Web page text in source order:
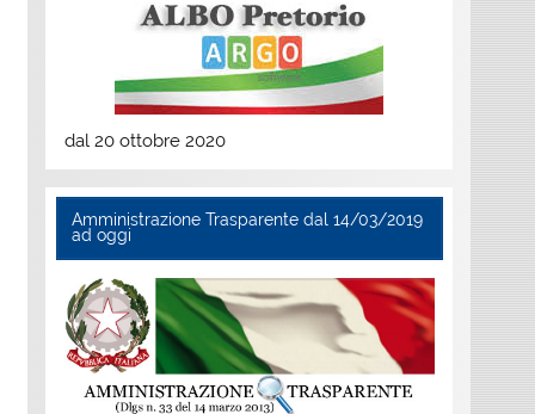
dal 20 ottobre 2020
Amministrazione Trasparente dal 14/03/2019
ad oggi